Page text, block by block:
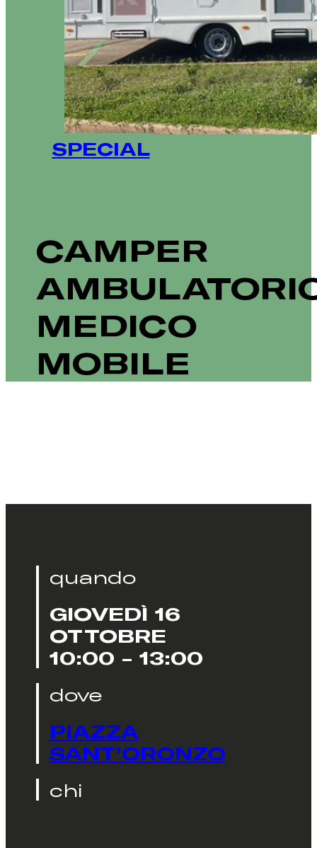
SPECIAL
CAMPER
MEDICO
MOBILE
quando
GIOVEDÌ 16
OTTOBRE
10:00 - 13:00
dove
PIAZZA
SANT’ORONZO
chi